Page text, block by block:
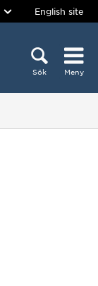
English site
Sök Meny